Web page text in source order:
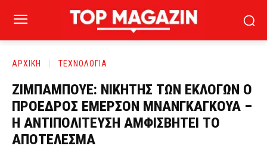
ΑΡΧΙΚΗ ΤΕΧΝΟΛΟΓΙΑ
ΖΙΜΠΑΜΠΟΥΕ: ΝΙΚΗΤΗΣ ΤΩΝ ΕΚΛΟΓΩΝ Ο
ΠΡΟΕΔΡΟΣ ΕΜΕΡΣΟΝ ΜΝΑΝΓΚΑΓΚΟΥΑ –
Η ΑΝΤΙΠΟΛΙΤΕΥΣΗ ΑΜΦΙΣΒΗΤΕΙ ΤΟ
ΑΠΟΤΕΛΕΣΜΑ